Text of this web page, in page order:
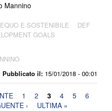
Pubblicato il: 15/01/2018 - 00:01
Mannino
E SOSTENIBILE
DEF
GOALS
1 2 3 4 5
6
› ULTIMA »